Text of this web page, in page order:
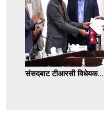
संसदबाट टीआरसी विधेयक...